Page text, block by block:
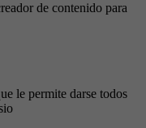
de contenido para
le permite darse todos